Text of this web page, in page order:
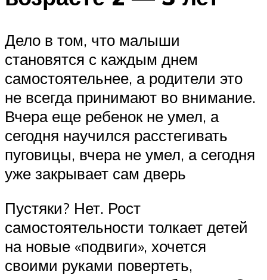
Дело в том, что малыши
становятся с каждым днем
самостоятельнее, а родители это
не всегда принимают во внимание.
Вчера еще ребенок не умел, а
сегодня научился расстегивать
пуговицы, вчера не умел, а сегодня
уже закрывает сам дверь
Пустяки? Нет. Рост
самостоятельности толкает детей
на новые «подвиги», хочется
своими руками повертеть,